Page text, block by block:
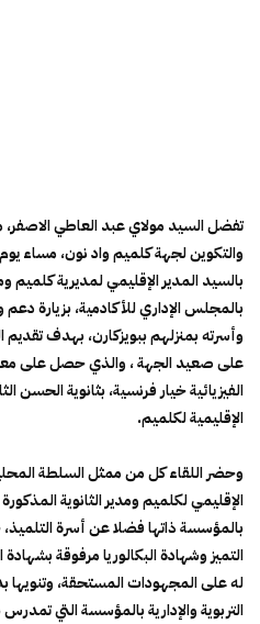
تفضل السيد مولاي عبد العاطي الاصفر،
بالسيد المدير الإقليمي لمديرية كلميم
بالمجلس الإداري للأكادمية، بزيارة
وأسرته بمنزلهم ببويزكارن، بهدف
الفيزيائية خيار فرنسية، بثانوية الحسن
الإقليمية لكلميم.
وحضر اللقاء كل من ممثل السلطة
الإقليمي لكلميم ومدير الثانوية
بالمؤسسة ذاتها فضلا عن أسرة
التميز وشهادة البكالوريا مرفوقة
له على المجهودات المستحقة، وتنويها
التربوية والإدارية بالمؤسسة التي